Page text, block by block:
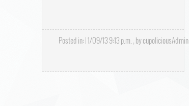
Posted in: | 1/09/13 9:13 p.m. , by cupoliciousAdmin